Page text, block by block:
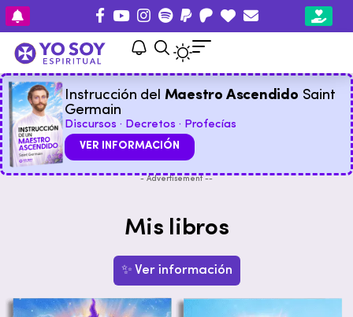
Instrucción del Maestro Ascendido Saint
Germain
Discursos · Decretos · Profecías
VER INFORMACIÓN
- Advertisement --
Mis libros
✨ Ver información